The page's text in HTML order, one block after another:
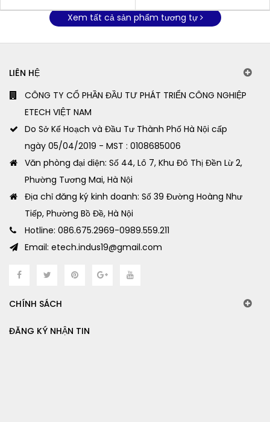
Xem tất cả sản phẩm tương tự
LIÊN HỆ
CÔNG TY CỔ PHẦN ĐẦU TƯ PHÁT TRIỂN CÔNG NGHIỆP
ETECH VIỆT NAM
Do Sở Kế Hoạch và Đầu Tư Thành Phố Hà Nội cấp
ngày 05/04/2019 - MST : 0108685006
Văn phòng đại diện: Số 44, Lô 7, Khu Đô Thị Đền Lừ 2,
Phường Tương Mai, Hà Nội
Địa chỉ đăng ký kinh doanh: Số 39 Đường Hoàng Như
Tiếp, Phường Bồ Đề, Hà Nội
Hotline: 086.675.2969-0989.559.211
Email: etech.indus19@gmail.com
CHÍNH SÁCH
ĐĂNG KÝ NHẬN TIN